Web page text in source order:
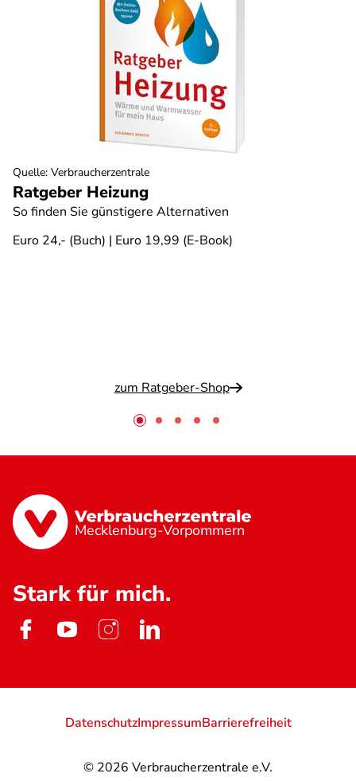
Ratgeber Heizung
So finden Sie günstigere Alternativen
Euro 24,- (Buch) | Euro 19,99 (E-Book)
zum Ratgeber-Shop
Quelle: Verbraucherzentrale
Mecklenburg-Vorpommern
Stark für mich.
© 2026 Verbraucherzentrale e.V.
DatenschutzImpressumBarrierefreiheit